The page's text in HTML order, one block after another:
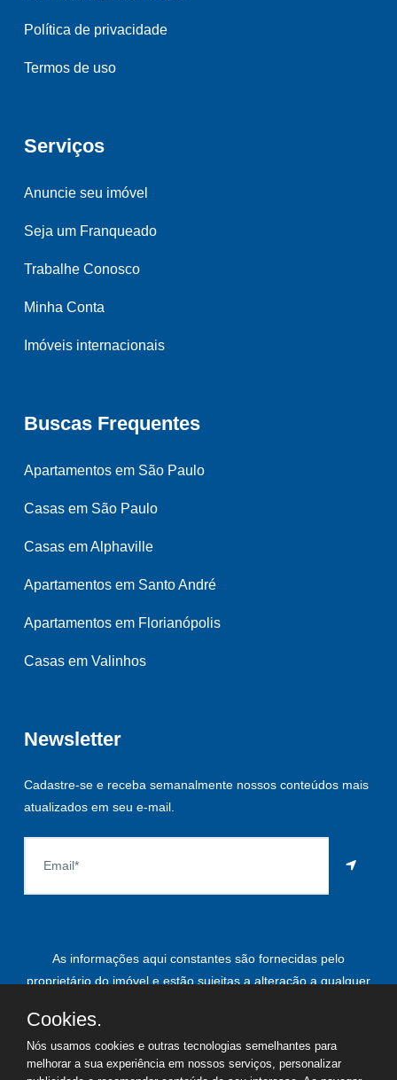
Política de privacidade
Termos de uso
Serviços
Anuncie seu imóvel
Seja um Franqueado
Trabalhe Conosco
Minha Conta
Imóveis internacionais
Buscas Frequentes
Apartamentos em São Paulo
Casas em São Paulo
Casas em Alphaville
Apartamentos em Santo André
Apartamentos em Florianópolis
Casas em Valinhos
Newsletter
Cadastre-se e receba semanalmente nossos conteúdos mais
atualizados em seu e-mail.
As informações aqui constantes são fornecidas pelo
proprietário do imóvel e estão sujeitas a alteração a qualquer
Cookies.
Nós usamos cookies e outras tecnologias semelhantes para
melhorar a sua experiência em nossos serviços, personalizar